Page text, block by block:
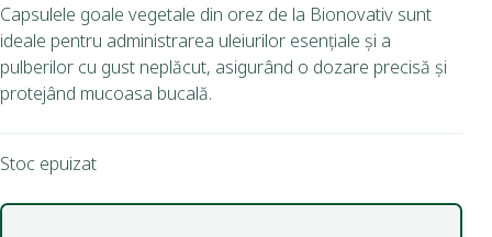
Capsulele goale vegetale din orez de la Bionovativ sunt
ideale pentru administrarea uleiurilor esențiale și a
pulberilor cu gust neplăcut, asigurând o dozare precisă și
protejând mucoasa bucală.
Stoc epuizat